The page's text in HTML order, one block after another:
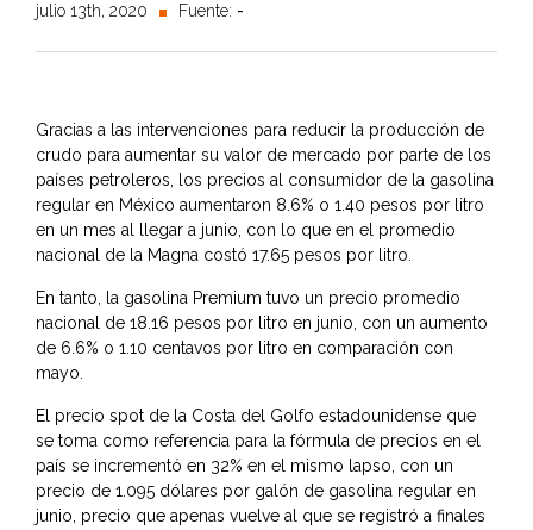
julio 13th, 2020 Fuente: -
Gracias a las intervenciones para reducir la producción de
crudo para aumentar su valor de mercado por parte de los
países petroleros, los precios al consumidor de la gasolina
regular en México aumentaron 8.6% o 1.40 pesos por litro
en un mes al llegar a junio, con lo que en el promedio
nacional de la Magna costó 17.65 pesos por litro.
En tanto, la gasolina Premium tuvo un precio promedio
nacional de 18.16 pesos por litro en junio, con un aumento
de 6.6% o 1.10 centavos por litro en comparación con
mayo.
El precio spot de la Costa del Golfo estadounidense que
se toma como referencia para la fórmula de precios en el
país se incrementó en 32% en el mismo lapso, con un
precio de 1.095 dólares por galón de gasolina regular en
junio, precio que apenas vuelve al que se registró a finales